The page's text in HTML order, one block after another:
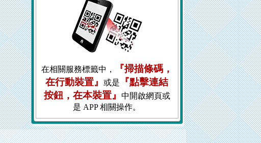
在相關服務標籤中，
『掃描條碼，
在行動裝置』 或是
『點擊連結
按鈕，在本裝置』 中開啟網頁或
是 APP 相關操作。